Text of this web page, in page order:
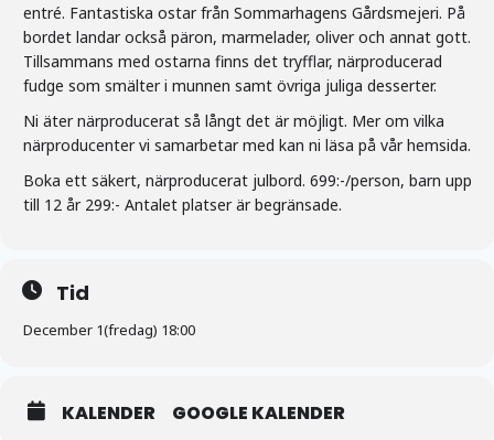
entré. Fantastiska ostar från Sommarhagens Gårdsmejeri. På
bordet landar också päron, marmelader, oliver och annat gott.
Tillsammans med ostarna finns det tryfflar, närproducerad
fudge som smälter i munnen samt övriga juliga desserter.
Ni äter närproducerat så långt det är möjligt. Mer om vilka
närproducenter vi samarbetar med kan ni läsa på vår hemsida.
Boka ett säkert, närproducerat julbord. 699:-/person, barn upp
till 12 år 299:- Antalet platser är begränsade.
Tid
December 1(fredag) 18:00
KALENDER GOOGLE KALENDER